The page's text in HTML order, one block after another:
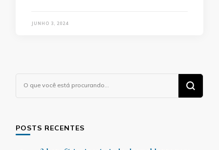
JUNHO 3, 2024
algo?
POSTS RECENTES